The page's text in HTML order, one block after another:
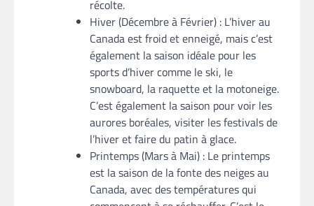
récolte.
Hiver (Décembre à Février) : L’hiver au
Canada est froid et enneigé, mais c’est
également la saison idéale pour les
sports d’hiver comme le ski, le
snowboard, la raquette et la motoneige.
C’est également la saison pour voir les
aurores boréales, visiter les festivals de
l’hiver et faire du patin à glace.
Printemps (Mars à Mai) : Le printemps
est la saison de la fonte des neiges au
Canada, avec des températures qui